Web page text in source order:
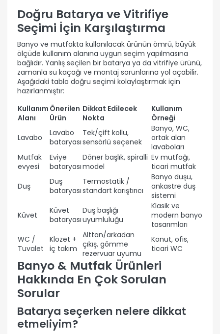
Doğru Batarya ve Vitrifiye
Seçimi İçin Karşılaştırma
Banyo ve mutfakta kullanılacak ürünün ömrü, büyük
ölçüde kullanım alanına uygun seçim yapılmasına
bağlıdır. Yanlış seçilen bir batarya ya da vitrifiye ürünü,
zamanla su kaçağı ve montaj sorunlarına yol açabilir.
Aşağıdaki tablo doğru seçimi kolaylaştırmak için
hazırlanmıştır:
Kullanım
Alanı
Önerilen
Ürün
Dikkat Edilecek
Nokta
Kullanım
Örneği
Lavabo
Lavabo
bataryası
Tek/çift kollu,
sensörlü seçenek
Banyo, WC,
ortak alan
lavaboları
Mutfak
evyesi
Eviye
bataryası
Döner başlık, spiralli
model
Ev mutfağı,
ticari mutfak
Duş
Duş
bataryası
Termostatik /
standart karıştırıcı
Banyo duşu,
ankastre duş
sistemi
Küvet
Küvet
bataryası
Duş başlığı
uyumluluğu
Klasik ve
modern banyo
tasarımları
WC /
Tuvalet
Klozet +
iç takım
Alttan/arkadan
çıkış, gömme
rezervuar uyumu
Konut, ofis,
ticari WC
Banyo & Mutfak Ürünleri
Hakkında En Çok Sorulan
Sorular
Batarya seçerken nelere dikkat
etmeliyim?